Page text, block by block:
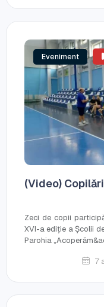
Eveniment
(Video)
Zeci de copii
XVI-a ediție a Școlii
Parohia
7